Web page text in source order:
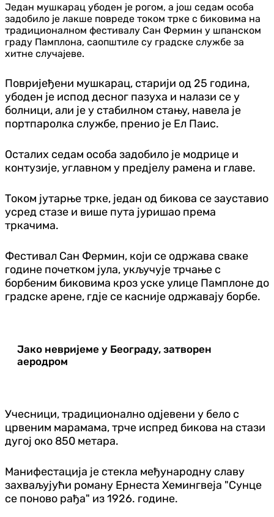
Један мушкарац убоден је рогом, а још седам особа
задобило је лакше повреде током трке с биковима на
традиционалном фестивалу Сан Фермин у шпанском
граду Памплона, саопштиле су градске службе за
хитне случајеве.
Повријеђени мушкарац, старији од 25 година,
убоден је испод десног пазуха и налази се у
болници, али је у стабилном стању, навела је
портпаролка службе, пренио је Ел Паис.
Осталих седам особа задобило је модрице и
контузије, углавном у предјелу рамена и главе.
Током јутарње трке, један од бикова се зауставио
усред стазе и више пута јуришао према
тркачима.
Фестивал Сан Фермин, који се одржава сваке
године почетком јула, укључује трчање с
борбеним биковима кроз уске улице Памплоне до
градске арене, гдје се касније одржавају борбе.
Јако невријеме у Београду, затворен
аеродром
Учесници, традиционално одјевени у бело с
црвеним марамама, трче испред бикова на стази
дугој око 850 метара.
Манифестација је стекла међународну славу
захваљујући роману Ернеста Хемингвеја "Сунце
се поново рађа" из 1926. године.